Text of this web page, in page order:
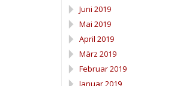
Juni 2019
Mai 2019
April 2019
März 2019
Februar 2019
Januar 2019